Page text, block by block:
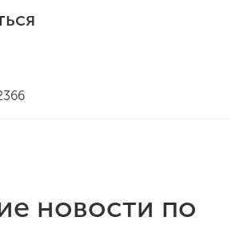
новости по